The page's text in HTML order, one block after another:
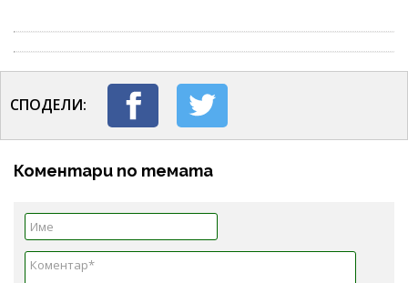
СПОДЕЛИ:
Коментари по темата